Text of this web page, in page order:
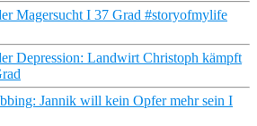
Magersucht I 37 Grad #storyofmylife
Depression: Landwirt Christoph kämpft
Jannik will kein Opfer mehr sein I